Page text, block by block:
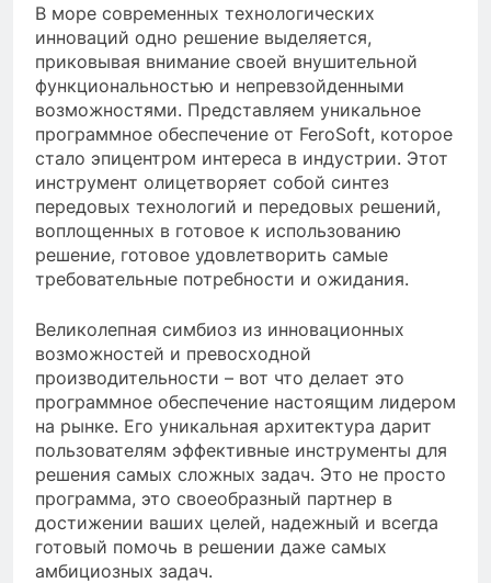
В море современных технологических
инноваций одно решение выделяется,
приковывая внимание своей внушительной
функциональностью и непревзойденными
возможностями. Представляем уникальное
программное обеспечение от FeroSoft, которое
стало эпицентром интереса в индустрии. Этот
инструмент олицетворяет собой синтез
передовых технологий и передовых решений,
воплощенных в готовое к использованию
решение, готовое удовлетворить самые
требовательные потребности и ожидания.
Великолепная симбиоз из инновационных
возможностей и превосходной
производительности – вот что делает это
программное обеспечение настоящим лидером
на рынке. Его уникальная архитектура дарит
пользователям эффективные инструменты для
решения самых сложных задач. Это не просто
программа, это своеобразный партнер в
достижении ваших целей, надежный и всегда
готовый помочь в решении даже самых
амбициозных задач.